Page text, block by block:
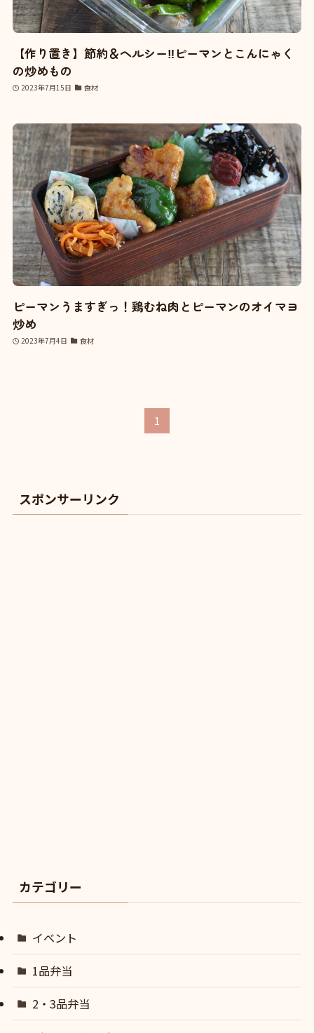
【作り置き】節約＆ヘルシー‼ピーマンとこんにゃく
の炒めもの
2023年7月15日 食材
ピーマンうますぎっ！鶏むね肉とピーマンのオイマヨ
炒め
2023年7月4日 食材
1
スポンサーリンク
カテゴリー
イベント
1品弁当
2・3品弁当